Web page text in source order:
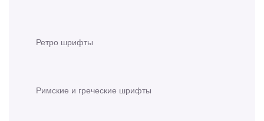
Ретро шрифты
Римские и греческие шрифты